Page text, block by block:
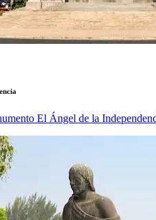
El Ángel de la